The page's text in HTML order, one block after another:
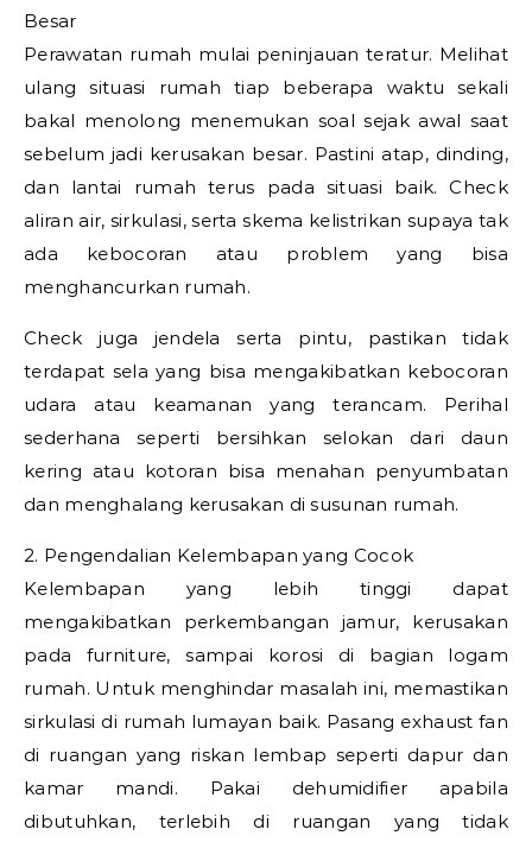
Besar
Perawatan rumah mulai peninjauan teratur. Melihat
ulang situasi rumah tiap beberapa waktu sekali
bakal menolong menemukan soal sejak awal saat
sebelum jadi kerusakan besar. Pastini atap, dinding,
dan lantai rumah terus pada situasi baik. Check
aliran air, sirkulasi, serta skema kelistrikan supaya tak
ada kebocoran atau problem yang bisa
menghancurkan rumah.
Check juga jendela serta pintu, pastikan tidak
terdapat sela yang bisa mengakibatkan kebocoran
udara atau keamanan yang terancam. Perihal
sederhana seperti bersihkan selokan dari daun
kering atau kotoran bisa menahan penyumbatan
dan menghalang kerusakan di susunan rumah.
2. Pengendalian Kelembapan yang Cocok
Kelembapan yang lebih tinggi dapat
mengakibatkan perkembangan jamur, kerusakan
pada furniture, sampai korosi di bagian logam
rumah. Untuk menghindar masalah ini, memastikan
sirkulasi di rumah lumayan baik. Pasang exhaust fan
di ruangan yang riskan lembap seperti dapur dan
kamar mandi. Pakai dehumidifier apabila
dibutuhkan, terlebih di ruangan yang tidak